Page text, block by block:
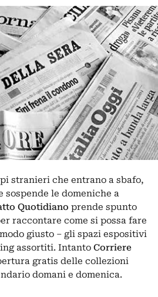
stranieri che entrano a sbafo,
sospende le domeniche a
Quotidiano prende spunto
raccontare come si possa fare
giusto – gli spazi espositivi
assortiti. Intanto Corriere
gratis delle collezioni
domani e domenica.